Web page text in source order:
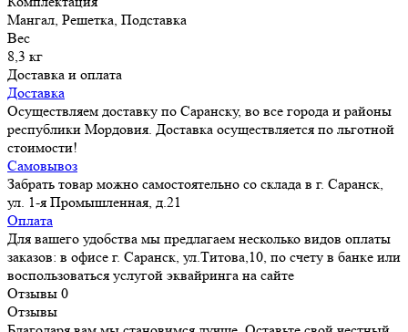
Мангал, Решетка, Подставка
Вес
8,3 кг
Доставка и оплата
Доставка
Осуществляем доставку по Саранску, во все города и районы
республики Мордовия. Доставка осуществляется по льготной
стоимости!
Самовывоз
Забрать товар можно самостоятельно со склада в г. Саранск,
ул. 1-я Промышленная, д.21
Оплата
Для вашего удобства мы предлагаем несколько видов оплаты
заказов: в офисе г. Саранск, ул.Титова,10, по счету в банке или
воспользоваться услугой эквайринга на сайте
Отзывы 0
Отзывы